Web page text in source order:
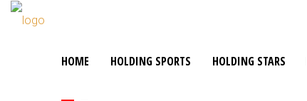
HOME HOLDING SPORTS HOLDING STARS